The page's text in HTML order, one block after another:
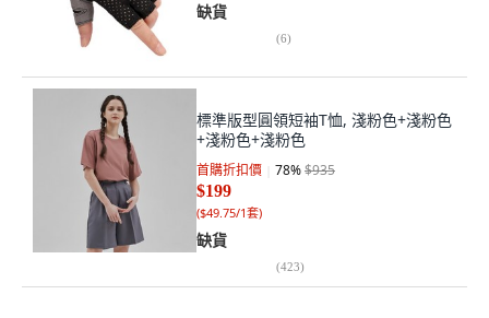
缺貨
(6)
標準版型圓領短袖T恤, 淺粉色+淺粉色
+淺粉色+淺粉色
首購折扣價 78%$935
$199
($49.75/1套)
缺貨
(423)